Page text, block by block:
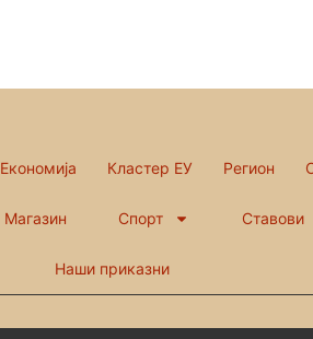
Економија Кластер ЕУ Регион
Магазин Спорт Ставови
Наши приказни